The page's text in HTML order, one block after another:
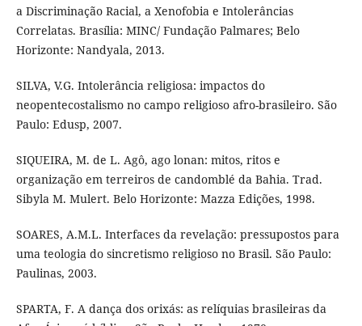
a Discriminação Racial, a Xenofobia e Intolerâncias
Correlatas. Brasília: MINC/ Fundação Palmares; Belo
Horizonte: Nandyala, 2013.
SILVA, V.G. Intolerância religiosa: impactos do
neopentecostalismo no campo religioso afro-brasileiro. São
Paulo: Edusp, 2007.
SIQUEIRA, M. de L. Agô, ago lonan: mitos, ritos e
organização em terreiros de candomblé da Bahia. Trad.
Sibyla M. Mulert. Belo Horizonte: Mazza Edições, 1998.
SOARES, A.M.L. Interfaces da revelação: pressupostos para
uma teologia do sincretismo religioso no Brasil. São Paulo:
Paulinas, 2003.
SPARTA, F. A dança dos orixás: as relíquias brasileiras da